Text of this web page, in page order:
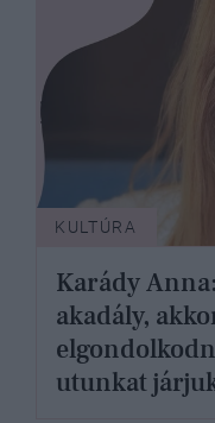
KULTÚRA
Karády
akadály,
utunkat